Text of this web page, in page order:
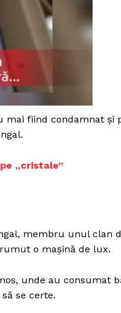
mai fiind condamnat şi
„cristale”
membru unul clan
o maşină de lux.
unde au consumat
se certe.